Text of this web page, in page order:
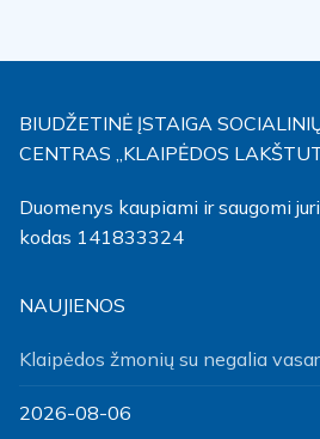
BIUDŽETINĖ ĮSTAIGA
CENTRAS „KLAIPĖDOS
Duomenys kaupiami ir saugomi
kodas 141833324
NAUJIENOS
Klaipėdos žmonių su negalia
2026-08-06